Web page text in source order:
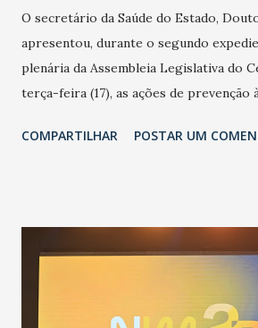
O secretário da Saúde do Estado,
apresentou, durante o segundo
plenária da Assembleia Legislativa do
terça-feira (17), as ações de prevenção
adotadas pelo Governo do Estado na
população suspeita e de cuidados com
públicos e domiciliares. “Nós não
epidemia comum, como temos em
aumento de casos de dengue, influenza
COMPARTILHAR POSTAR UM